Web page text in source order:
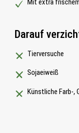
Darauf
Tierversuche
Sojaeiweiß
Künstliche Farb-,